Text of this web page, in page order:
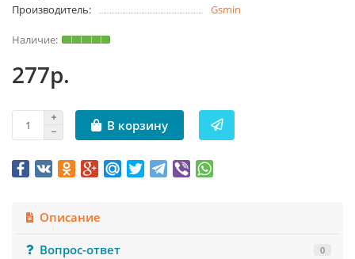
Производитель:
Gsmin
277р.
В корзину
Описание
Вопрос-ответ
0